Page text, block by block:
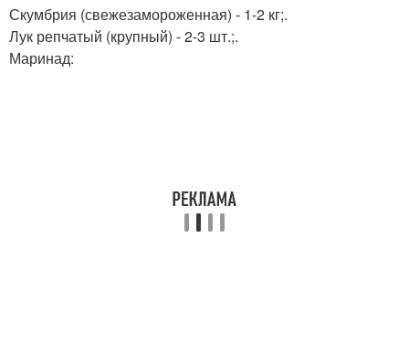
Скумбрия (свежезамороженная) - 1-2 кг;.
Лук репчатый (крупный) - 2-3 шт.;.
Маринад: